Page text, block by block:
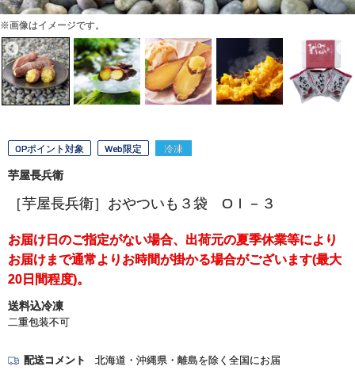
※画像はイメージです。
OPポイント対象 Web限定 冷凍
芋屋長兵衛
［芋屋長兵衛］おやついも３袋 ОＩ－３
お届け日のご指定がない場合、出荷元の夏季休業等により
お届けまで通常よりお時間が掛かる場合がございます(最大
20日間程度)。
送料込冷凍
二重包装不可
配送コメント 北海道・沖縄県・離島を除く全国にお届